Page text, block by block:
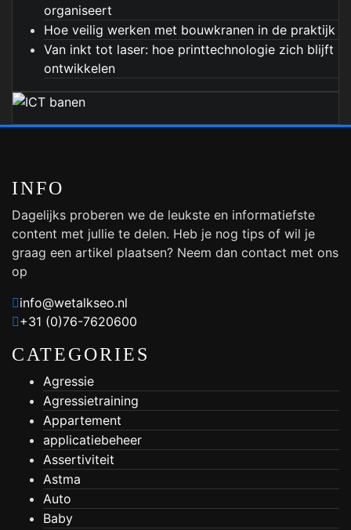
organiseert
Hoe veilig werken met bouwkranen in de praktijk
Van inkt tot laser: hoe printtechnologie zich blijft
ontwikkelen
INFO
Dagelijks proberen we de leukste en informatiefste
content met jullie te delen. Heb je nog tips of wil je
graag een artikel plaatsen? Neem dan contact met ons
op
info@wetalkseo.nl
+31 (0)76-7620600
CATEGORIES
Agressie
Agressietraining
Appartement
applicatiebeheer
Assertiviteit
Astma
Auto
Baby